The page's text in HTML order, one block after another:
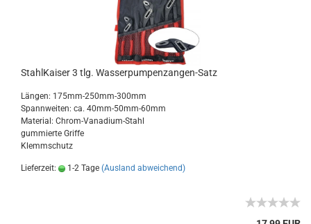
StahlKaiser 3 tlg. Wasserpumpenzangen-Satz
Längen: 175mm-250mm-300mm
Spannweiten: ca. 40mm-50mm-60mm
Material: Chrom-Vanadium-Stahl
gummierte Griffe
Klemmschutz
Lieferzeit: 1-2 Tage (Ausland abweichend)